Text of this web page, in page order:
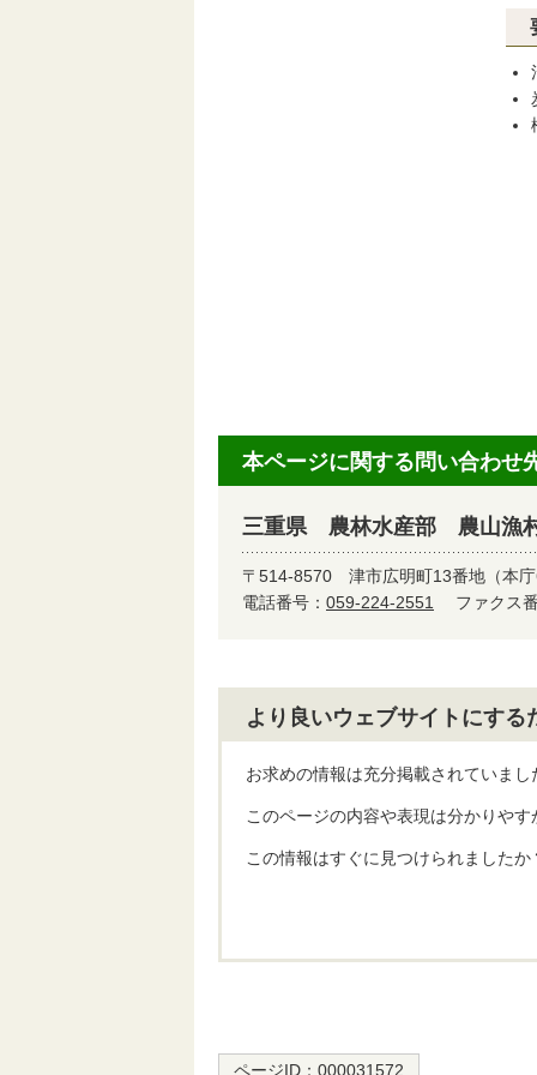
本ページに関する問い合わせ
三重県 農林水産部 農山漁
〒514-8570 津市広明町13番地（本
電話番号： 059-224-2551 ファクス
より良いウェブサイトにす
お求めの情報は充分掲載されていまし
このページの内容や表現は分かりや
この情報はすぐに見つけられましたか
ページID： 000031572